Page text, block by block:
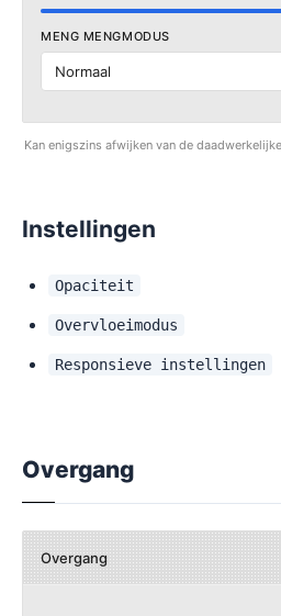
MENG MENGMODUS
Normaal
Kan enigszins afwijken van de
Instellingen
Opaciteit
Overvloeimodus
Responsieve instellingen
Overgang
Overgang